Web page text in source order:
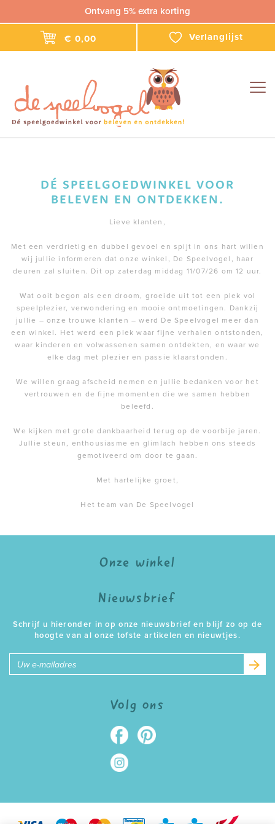
Ontvang 5% extra korting
€ 0,00 Verlanglijst
DÉ SPEELGOEDWINKEL VOOR
BELEVEN EN ONTDEKKEN.
Lieve klanten,
Met een verdrietig en dubbel gevoel en spijt in ons hart willen
wij jullie informeren dat onze winkel, De Speelvogel, haar
deuren zal sluiten. Dit op zaterdag middag 11/07/26 om 12 uur.
Wat ooit begon als een droom, groeide uit tot een plek vol
speelplezier, verwondering en mooie ontmoetingen. Dankzij
jullie – onze trouwe klanten – werd De Speelvogel meer dan
een winkel. Het werd een plek waar fijne verhalen ontstonden,
waar kinderen en volwassenen samen ontdekten, en waar we
elke dag met plezier en passie klaarstonden.
We willen graag afscheid nemen en jullie bedanken voor het
vertrouwen en de fijne momenten die we samen hebben
beleefd.
We kijken met grote dankbaarheid terug op de voorbije jaren.
Jullie steun, enthousiasme en glimlach hebben ons steeds
gemotiveerd om door te gaan.
Met hartelijke groet,
Het team van De Speelvogel
Onze winkel
Nieuwsbrief
Schrijf u hieronder in op onze nieuwsbrief en blijf zo op de
hoogte van al onze tofste artikelen en nieuwtjes.
Volg ons